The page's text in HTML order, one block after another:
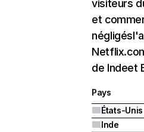
visiteurs
et
de Indeet
Pays
États-Unis
Inde